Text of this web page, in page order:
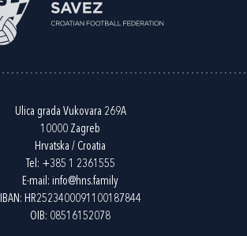
Ulica grada Vukovara 269A
10000 Zagreb
Hrvatska / Croatia
Tel: +385 1 2361555
E-mail: info@hns.family
IBAN: HR2523400091100187844
OIB: 08516152078